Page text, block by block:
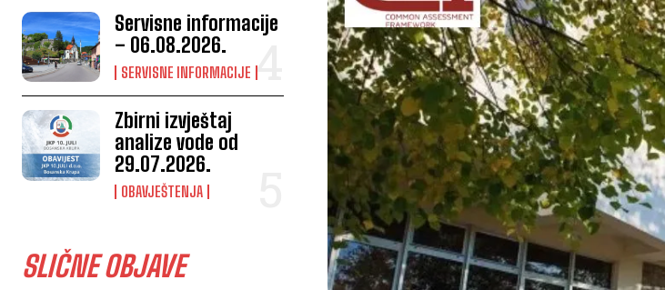
Servisne informacije
– 06.08.2026.
SERVISNE INFORMACIJE
Zbirni izvještaj
analize vode od
29.07.2026.
OBAVJEŠTENJA
SLIČNE OBJAVE